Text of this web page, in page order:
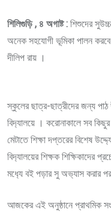
শিলিগুড়ি , ৪ অগাষ্ট : শিশুদের
অনেক সহযোগী ভূমিকা পালন
দীলিপ রায় ।
স্কুলের ছাত্র-ছাত্রীদের জন্য
বিদ‍্যালয়ে । করোনাকালে সব কিছুর
মেটাতে শিক্ষা দপ্তরের বিশেষ
বিদ‍্যালয়ের শিক্ষক শিক্ষিকাদের
মধ‍্যে বই পড়ার সু অভ‍্যাস করার
আজকের এই অনুষ্ঠানে প্রাথমিক